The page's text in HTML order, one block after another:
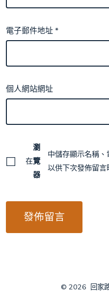
電子郵件地址*
個人網站網址
在
瀏
覽
器
中儲存顯示名稱、
以供下次發佈留言
© 2026 回家